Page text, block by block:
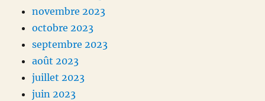
novembre 2023
octobre 2023
septembre 2023
août 2023
juillet 2023
juin 2023